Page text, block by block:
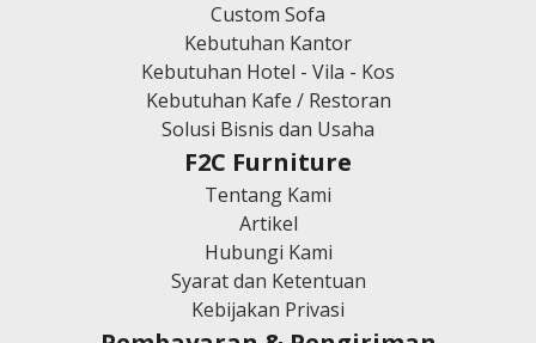
Custom Sofa
Kebutuhan Kantor
Kebutuhan Hotel - Vila - Kos
Kebutuhan Kafe / Restoran
Solusi Bisnis dan Usaha
F2C Furniture
Tentang Kami
Artikel
Hubungi Kami
Syarat dan Ketentuan
Kebijakan Privasi